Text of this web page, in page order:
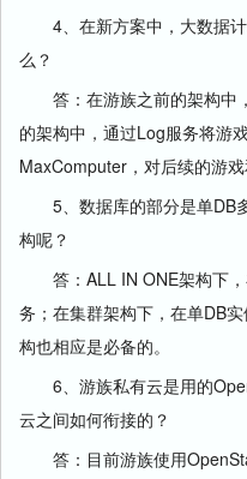
4、在新方案中，大数据计
么？
答：在游族之前的架构中
的架构中，通过Log服务将游
MaxComputer，对后续的游
5、数据库的部分是单DB
构呢？
答：ALL IN ONE架构下，
务；在集群架构下，在单DB
构也相应是必备的。
6、游族私有云是用的
云之间如何衔接的？
答：目前游族使用